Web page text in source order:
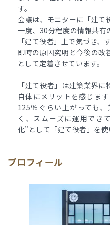
す。
会議は、モニターに「建て
一度、30分程度の情報共
「建て役者」上で気づき、
即時の原因究明と今後の改
として定着させています。
「建て役者」は建築業界
自体にメリットを感じま
125％ぐらい上がっても
く、スムーズに運用でき
化”として「建て役者」を使
プロフィール